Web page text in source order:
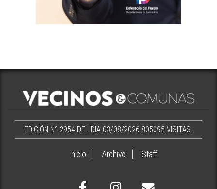
EDICIÓN N° 2954 DEL DÍA 03/08/2026 805095 VISITAS.
Inicio Archivo Staff